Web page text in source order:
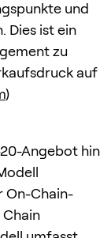
und
Dies ist ein
zu
auf
)
Angebot hin
On-Chain-